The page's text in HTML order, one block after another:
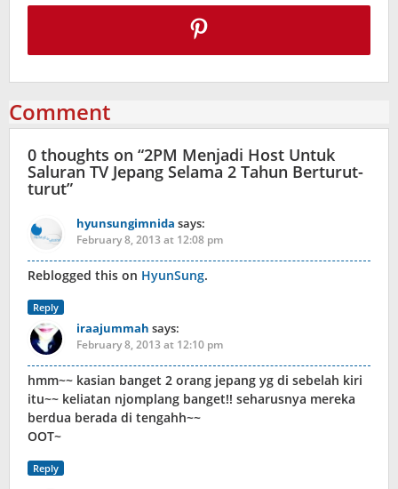
Comment
0 thoughts on “2PM Menjadi Host Untuk
Saluran TV Jepang Selama 2 Tahun Berturut-
turut”
hyunsungimnida says:
February 8, 2013 at 12:08 pm
Reblogged this on HyunSung.
Reply
iraajummah says:
February 8, 2013 at 12:10 pm
hmm~~ kasian banget 2 orang jepang yg di sebelah kiri
itu~~ keliatan njomplang banget!! seharusnya mereka
berdua berada di tengahh~~
OOT~
Reply